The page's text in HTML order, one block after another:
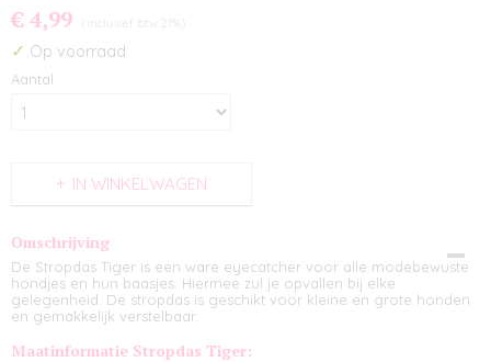
€ 4,99 (inclusief btw 21%)
✓ Op voorraad
Aantal
IN WINKELWAGEN
Omschrijving
De Stropdas Tiger is een ware eyecatcher voor alle modebewuste
hondjes en hun baasjes. Hiermee zul je opvallen bij elke
gelegenheid. De stropdas is geschikt voor kleine en grote honden
en gemakkelijk verstelbaar.
Maatinformatie Stropdas Tiger: